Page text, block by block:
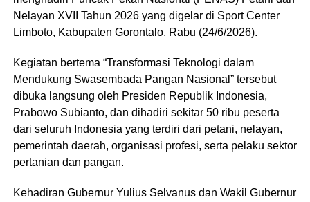
Nelayan XVII Tahun 2026 yang digelar di Sport Center
Limboto, Kabupaten Gorontalo, Rabu (24/6/2026).
Kegiatan bertema “Transformasi Teknologi dalam
Mendukung Swasembada Pangan Nasional” tersebut
dibuka langsung oleh Presiden Republik Indonesia,
Prabowo Subianto, dan dihadiri sekitar 50 ribu peserta
dari seluruh Indonesia yang terdiri dari petani, nelayan,
pemerintah daerah, organisasi profesi, serta pelaku sektor
pertanian dan pangan.
Kehadiran Gubernur Yulius Selvanus dan Wakil Gubernur